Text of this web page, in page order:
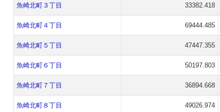
魚崎北町３丁目 33382.418
魚崎北町４丁目 69444.485
魚崎北町５丁目 47447.355
魚崎北町６丁目 50197.803
魚崎北町７丁目 36894.668
魚崎北町８丁目 49026.974